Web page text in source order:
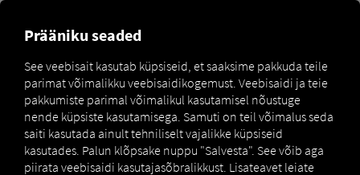
Oluline teave Order Communication
Kliendid
Juhi sisselogimine Pocket Driver Rakendus on
saadaval ainult meie Cartright TMS-i klientidele.
Palume kõigil Order Communication Kliendid
peaksid kasutama seadme kaudu sisselogimist. Juhi
sisselogimise funktsioon lisatakse hiljem.
Prääniku seaded
See veebisait kasutab küpsiseid, et saaksime pakkuda teile
parimat võimalikku veebisaidikogemust. Veebisaidi ja teie
pakkumiste parimal võimalikul kasutamisel nõustuge
nende küpsiste kasutamisega. Samuti on teil võimalus seda
saiti kasutada ainult tehniliselt vajalikke küpsiseid
kasutades. Palun klõpsake nuppu "Salvesta". See võib aga
piirata veebisaidi kasutajasõbralikkust. Lisateavet leiate